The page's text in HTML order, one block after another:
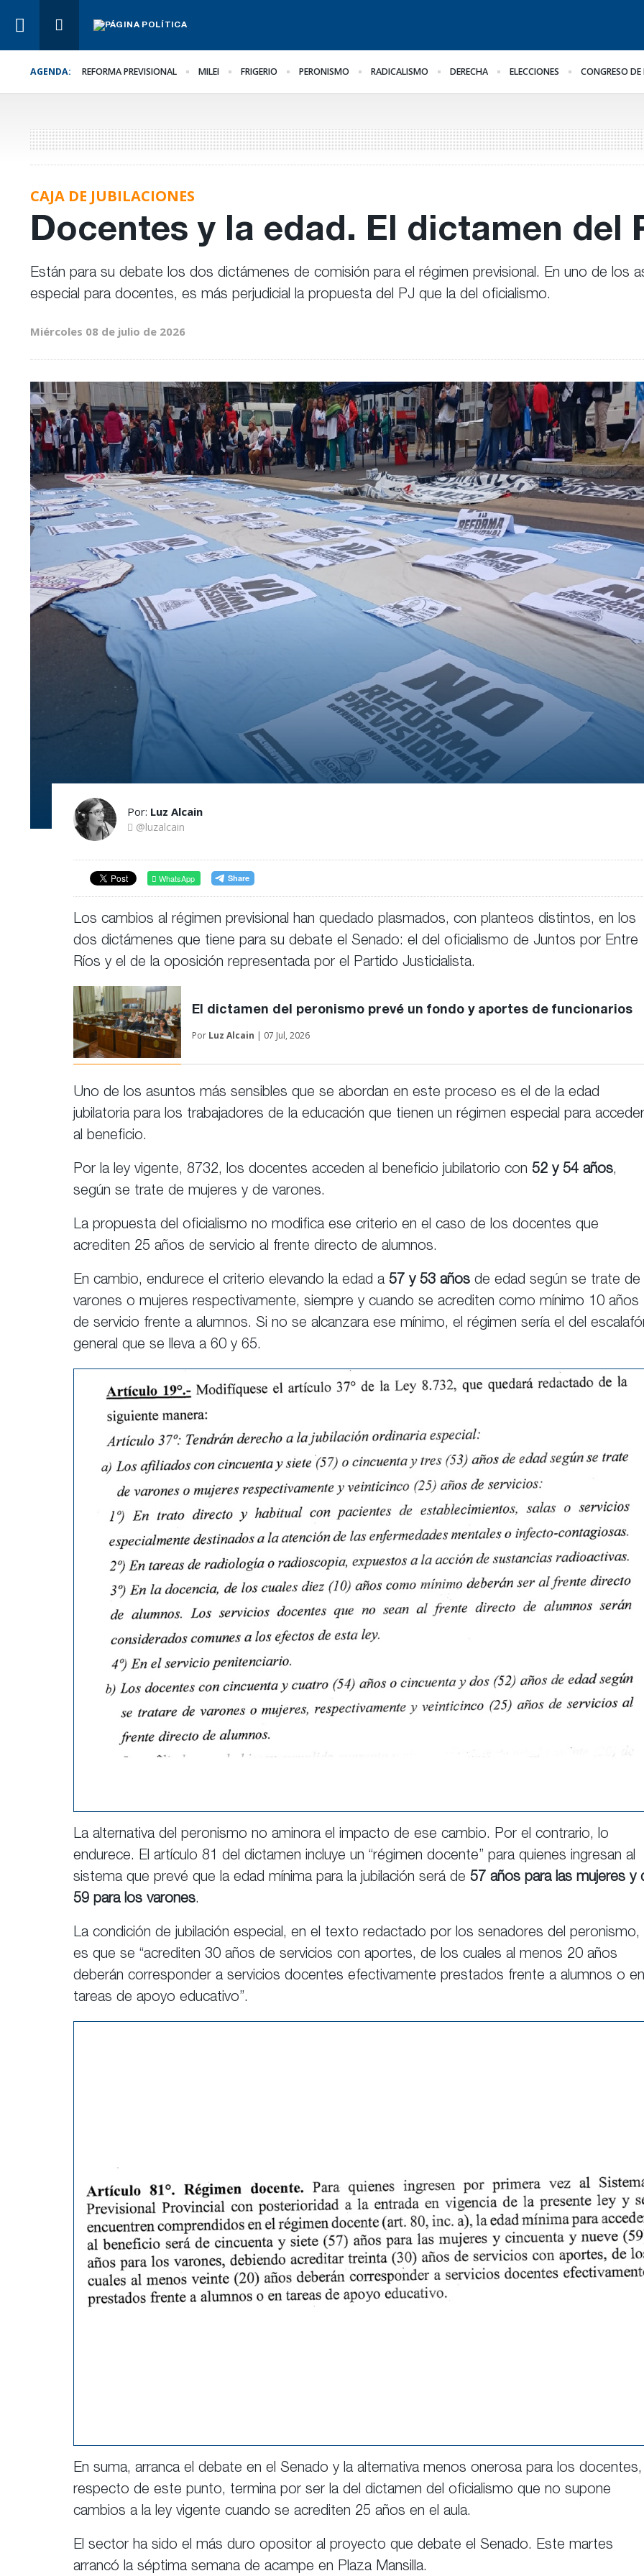
AGENDA: REFORMA PREVISIONAL MILEI FRIGERIO PERONISMO RADICALISMO DERECHA ELECCIONES CONGRESO
aunque sea lo más difícil
proteger la reforma
Poder Judicial?
al
CAJA DE JUBILACIONES
Docentes y la edad. El dictamen del
Están para su debate los dos dictámenes de comisión para el régimen previsional. En uno de los
especial para docentes, es más perjudicial la propuesta del PJ que la del oficialismo.
Miércoles 08 de julio de 2026
Por: Luz Alcain
@luzalcain
WhatsApp
Los cambios al régimen previsional han quedado plasmados, con planteos distintos, en los
dos dictámenes que tiene para su debate el Senado: el del oficialismo de Juntos por Entre
Ríos y el de la oposición representada por el Partido Justicialista.
El dictamen del peronismo prevé un fondo y aportes de funcionarios
Por Luz Alcain | 07 Jul, 2026
Uno de los asuntos más sensibles que se abordan en este proceso es el de la edad
jubilatoria para los trabajadores de la educación que tienen un régimen especial para acceder
al beneficio.
Por la ley vigente, 8732, los docentes acceden al beneficio jubilatorio con 52 y 54 años,
según se trate de mujeres y de varones.
La propuesta del oficialismo no modifica ese criterio en el caso de los docentes que
acrediten 25 años de servicio al frente directo de alumnos.
En cambio, endurece el criterio elevando la edad a 57 y 53 años de edad según se trate de
varones o mujeres respectivamente, siempre y cuando se acrediten como mínimo 10 años
de servicio frente a alumnos. Si no se alcanzara ese mínimo, el régimen sería el del
general que se lleva a 60 y 65.
La alternativa del peronismo no aminora el impacto de ese cambio. Por el contrario, lo
endurece. El artículo 81 del dictamen incluye un “régimen docente” para quienes ingresan al
sistema que prevé que la edad mínima para la jubilación será de 57 años para las mujeres y
59 para los varones.
La condición de jubilación especial, en el texto redactado por los senadores del peronismo,
es que se “acrediten 30 años de servicios con aportes, de los cuales al menos 20 años
deberán corresponder a servicios docentes efectivamente prestados frente a alumnos o en
tareas de apoyo educativo”.
En suma, arranca el debate en el Senado y la alternativa menos onerosa para los docentes,
respecto de este punto, termina por ser la del dictamen del oficialismo que no supone
cambios a la ley vigente cuando se acrediten 25 años en el aula.
El sector ha sido el más duro opositor al proyecto que debate el Senado. Este martes
arrancó la séptima semana de acampe en Plaza Mansilla.